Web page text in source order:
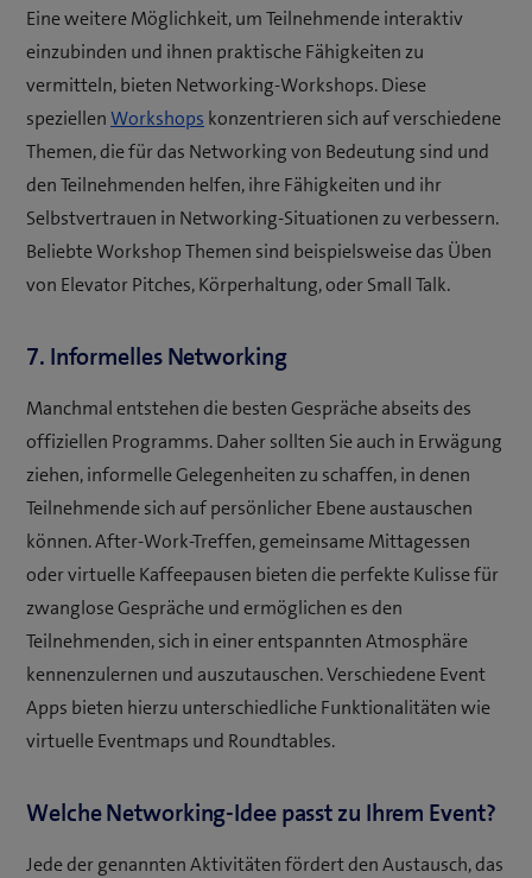
Eine weitere Möglichkeit, um Teilnehmende interaktiv
einzubinden und ihnen praktische Fähigkeiten zu
vermitteln, bieten Networking-Workshops. Diese
speziellenWorkshops
ö
f
f
n
e
e
n
n
e
u
e
s
F
e
n
s
t
r
konzentrieren sich auf verschiedene
Themen, die für das Networking von Bedeutung sind und
den Teilnehmenden helfen, ihre Fähigkeiten und ihr
Selbstvertrauen in Networking-Situationen zu verbessern.
Beliebte Workshop Themen sind beispielsweise das Üben
von Elevator Pitches, Körperhaltung, oder Small Talk.
7. Informelles Networking
Manchmal entstehen die besten Gespräche abseits des
offiziellen Programms. Daher sollten Sie auch in Erwägung
ziehen, informelle Gelegenheiten zu schaffen, in denen
Teilnehmende sich auf persönlicher Ebene austauschen
können. After-Work-Treffen, gemeinsame Mittagessen
oder virtuelle Kaffeepausen bieten die perfekte Kulisse für
zwanglose Gespräche und ermöglichen es den
Teilnehmenden, sich in einer entspannten Atmosphäre
kennenzulernen und auszutauschen. Verschiedene Event
Apps bieten hierzu unterschiedliche Funktionalitäten wie
virtuelle Eventmaps und Roundtables.
Welche Networking-Idee passt zu Ihrem Event?
Jede der genannten Aktivitäten fördert den Austausch, das